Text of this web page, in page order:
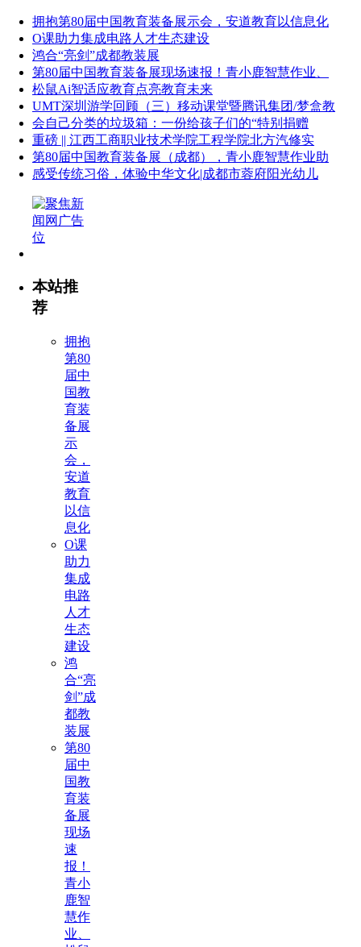
拥抱第80届中国教育装备展示会，安道教育以信息化
O课助力集成电路人才生态建设
鸿合“亮剑”成都教装展
第80届中国教育装备展现场速报！青小鹿智慧作业、
松鼠Ai智适应教育点亮教育未来
UMT深圳游学回顾（三）移动课堂暨腾讯集团/梦盒教
会自己分类的垃圾箱：一份给孩子们的“特别捐赠
重磅 || 江西工商职业技术学院工程学院北方汽修实
第80届中国教育装备展（成都），青小鹿智慧作业助
感受传统习俗，体验中华文化|成都市蓉府阳光幼儿
本站推
荐
拥抱
第80
届中
国教
育装
备展
示
会，
安道
教育
以信
息化
O课
助力
集成
电路
人才
生态
建设
鸿
合“亮
剑”成
都教
装展
第80
届中
国教
育装
备展
现场
速
报！
青小
鹿智
慧作
业、